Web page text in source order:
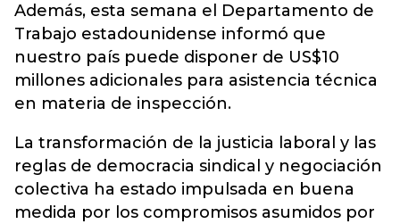
Además, esta semana el Departamento de
Trabajo estadounidense informó que
nuestro país puede disponer de US$10
millones adicionales para asistencia técnica
en materia de inspección.
La transformación de la justicia laboral y las
reglas de democracia sindical y negociación
colectiva ha estado impulsada en buena
medida por los compromisos asumidos por